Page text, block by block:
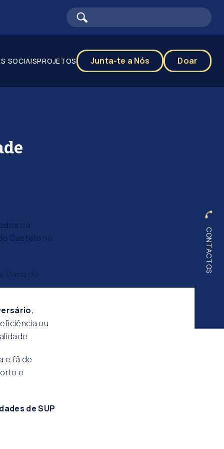
CONTACTOS
SOCIAISPROJETOS Junta-te a Nós Doar
da
Castelo no
Viana do
,
ou
e fã de
e
de SUP